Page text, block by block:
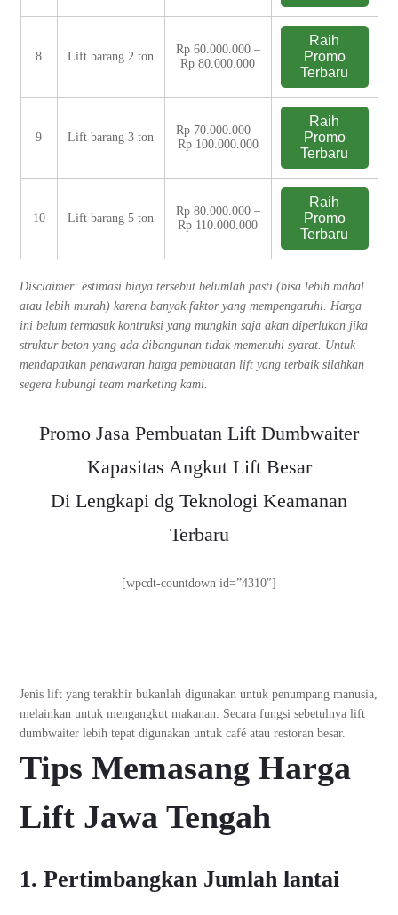
8 Lift barang 2 ton
Rp 60.000.000 –
Rp 80.000.000
Raih
Promo
Terbaru
9 Lift barang 3 ton
Rp 70.000.000 –
Rp 100.000.000
Raih
Promo
Terbaru
10 Lift barang 5 ton
Rp 80.000.000 –
Rp 110.000.000
Raih
Promo
Terbaru
Disclaimer: estimasi biaya tersebut belumlah pasti (bisa lebih mahal
atau lebih murah) karena banyak faktor yang mempengaruhi. Harga
ini belum termasuk kontruksi yang mungkin saja akan diperlukan jika
struktur beton yang ada dibangunan tidak memenuhi syarat. Untuk
mendapatkan penawaran harga pembuatan lift yang terbaik silahkan
segera hubungi team marketing kami.
Promo Jasa Pembuatan Lift Dumbwaiter
Kapasitas Angkut Lift Besar
Di Lengkapi dg Teknologi Keamanan
Terbaru
[wpcdt-countdown id=”4310″]
Jenis lift yang terakhir bukanlah digunakan untuk penumpang manusia,
melainkan untuk mengangkut makanan. Secara fungsi sebetulnya lift
dumbwaiter lebih tepat digunakan untuk café atau restoran besar.
Tips MemasangHarga
Lift Jawa Tengah
1. Pertimbangkan Jumlah lantai